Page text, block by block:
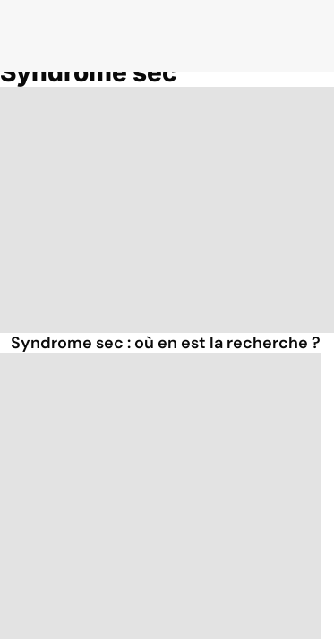
Syndrome sec
Syndrome sec : où en est la recherche ?